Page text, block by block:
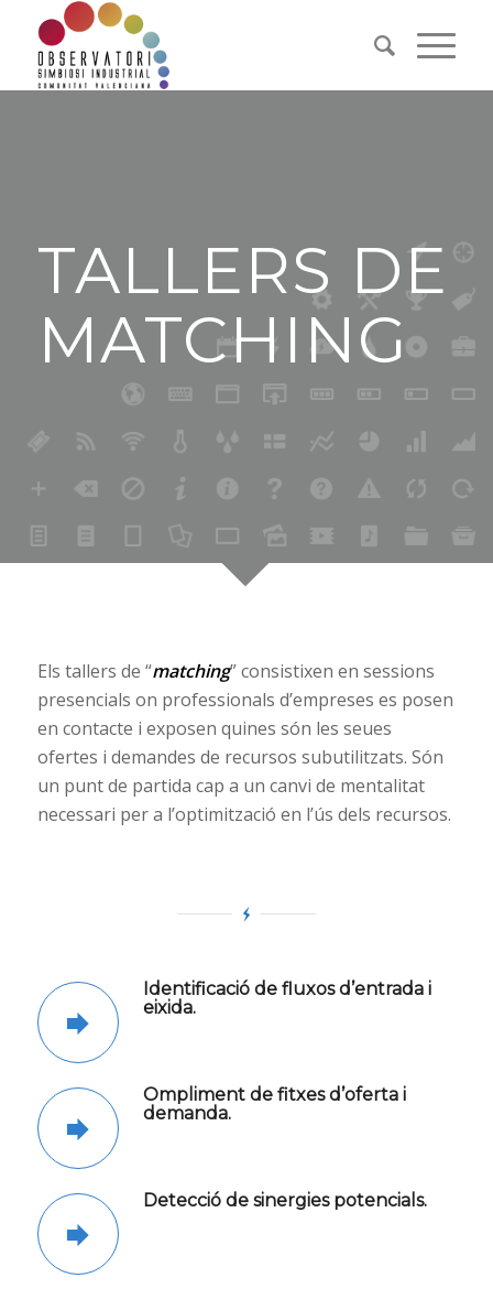
TALLERS DE
MATCHING
Els tallers de “matching” consistixen en sessions
presencials on professionals d’empreses es posen
en contacte i exposen quines són les seues
ofertes i demandes de recursos subutilitzats. Són
un punt de partida cap a un canvi de mentalitat
necessari per a l’optimització en l’ús dels recursos.
Identificació de fluxos d’entrada i
eixida.
Ompliment de fitxes d’oferta i
demanda.
Detecció de sinergies potencials.